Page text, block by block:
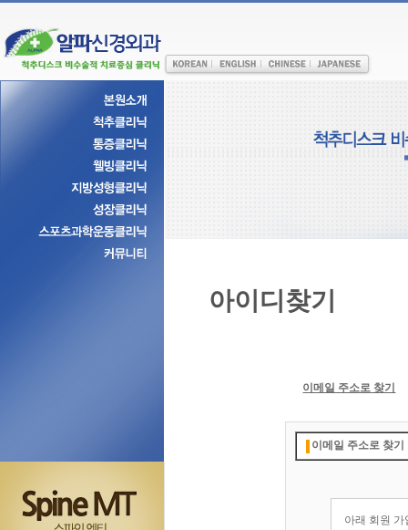
아이디찾기
이메일 주소로 찾기
이메일 주소로 찾기
아래 회원